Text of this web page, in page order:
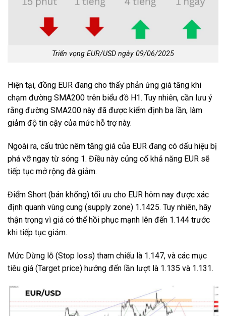
Triển vọng EUR/USD ngày 09/06/2025
Hiện tại, đồng EUR đang cho thấy phản ứng giá tăng khi
chạm đường SMA200 trên biểu đồ H1. Tuy nhiên, cần lưu ý
rằng đường SMA200 này đã được kiểm định ba lần, làm
giảm độ tin cậy của mức hỗ trợ này.
Ngoài ra, cấu trúc nêm tăng giá của EUR đang có dấu hiệu bị
phá vỡ ngay từ sóng 1. Điều này củng cố khả năng EUR sẽ
tiếp tục mở rộng đà giảm.
Điểm Short (bán khống) tối ưu cho EUR hôm nay được xác
định quanh vùng cung (supply zone) 1.1425. Tuy nhiên, hãy
thận trọng vì giá có thể hồi phục mạnh lên đến 1.144 trước
khi tiếp tục giảm.
Mức Dừng lỗ (Stop loss) tham chiếu là 1.147, và các mục
tiêu giá (Target price) hướng đến lần lượt là 1.135 và 1.131.